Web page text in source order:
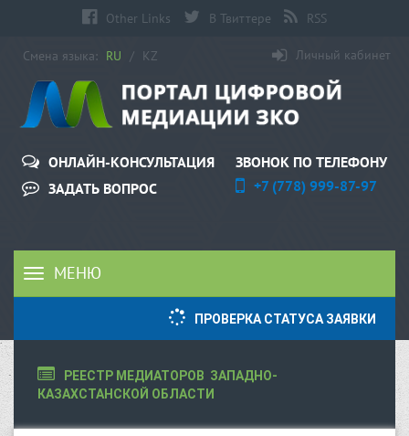
Other Links В Твиттере RSS
Смена языка: RU / KZ Личный кабинет
ОНЛАЙН-КОНСУЛЬТАЦИЯ
ЗАДАТЬ ВОПРОС
ЗВОНОК ПО ТЕЛЕФОНУ
+7 (778) 999-87-97
Toggle
navigation
МЕНЮ
ПРОВЕРКА СТАТУСА ЗАЯВКИ
РЕЕСТР МЕДИАТОРОВ  ЗАПАДНО-
КАЗАХСТАНСКОЙ ОБЛАСТИ